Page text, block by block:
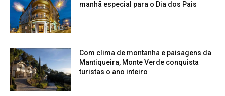
manhã especial para o Dia dos Pais
Com clima de montanha e paisagens da
Mantiqueira, Monte Verde conquista
turistas o ano inteiro